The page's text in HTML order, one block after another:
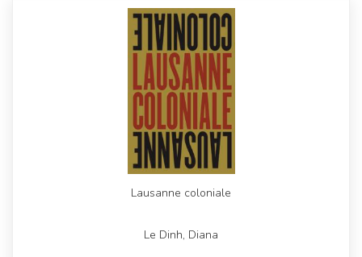
Lausanne coloniale
Le Dinh, Diana